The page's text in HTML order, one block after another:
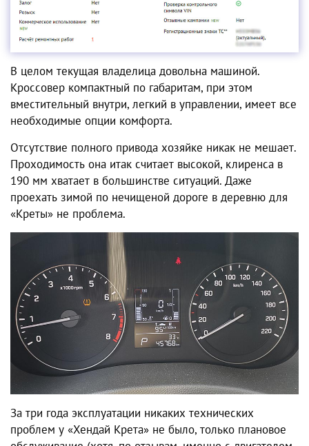
В целом текущая владелица довольна машиной.
Кроссовер компактный по габаритам, при этом
вместительный внутри, легкий в управлении, имеет все
необходимые опции комфорта.
Отсутствие полного привода хозяйке никак не мешает.
Проходимость она итак считает высокой, клиренса в
190 мм хватает в большинстве ситуаций. Даже
проехать зимой по нечищеной дороге в деревню для
«Креты» не проблема.
За три года эксплуатации никаких технических
проблем у «Хендай Крета» не было, только плановое